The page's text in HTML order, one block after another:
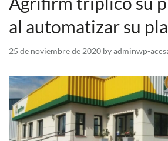
al automatizar su
25 de noviembre de 2020 byadminwp-